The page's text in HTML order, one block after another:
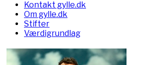
Kontakt gylle.dk
Om gylle.dk
Stifter
Værdigrundlag